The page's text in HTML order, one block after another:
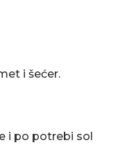
i šećer.
i po potrebi sol